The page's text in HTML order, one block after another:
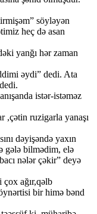
söyləyən
heç də asan
yanğı hər zaman
əydi” dedi. Ata
istər-istəməz
,çətin ruzigarla yanaşı
dəyişəndə yaxın
gələ bilmədim, elə
nələr çəkir” deyə
ağır,qəlb
bir himə bənd